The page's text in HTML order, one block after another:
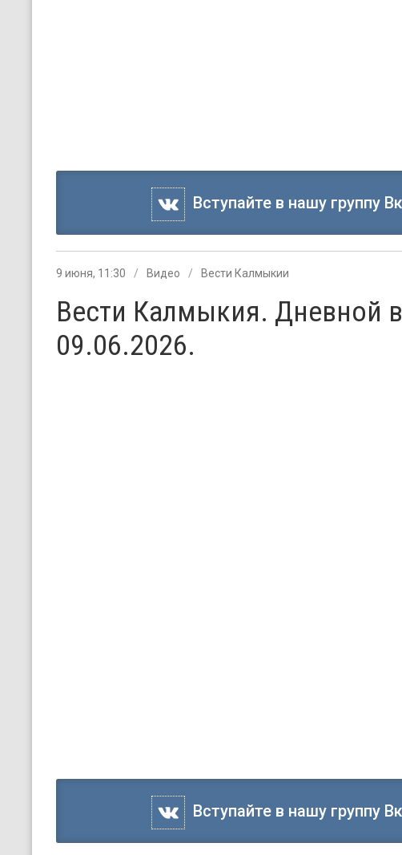
Вступайте в нашу группу
9 июня, 11:30 Видео Вести Калмыкии
Вести Калмыкия. Дневной
09.06.2026.
Вступайте в нашу группу